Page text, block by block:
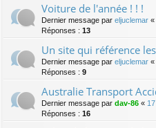
Voiture de l'année ! ! !
Dernier message par eljuclemar «
Réponses : 13
Un site qui référence
Dernier message par eljuclemar «
Réponses : 9
Australie Transport
Dernier message par dav-86 «
Réponses : 16